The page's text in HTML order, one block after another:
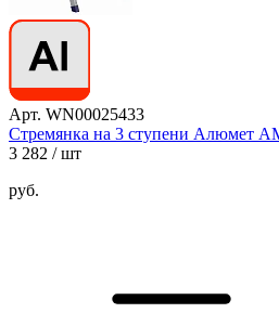
Арт. WN00025433
Стремянка на 3 ступени Алюмет
3 282 / шт
руб.